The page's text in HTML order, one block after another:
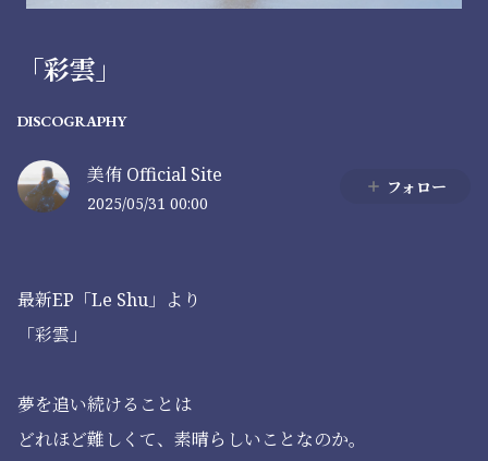
「彩雲」
DISCOGRAPHY
美侑 Official Site
2025/05/31 00:00
フォロー
最新EP「Le Shu」より
「彩雲」
夢を追い続けることは
どれほど難しくて、素晴らしいことなのか。